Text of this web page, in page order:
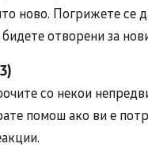
ново. Погрижете се
отворени за
со некои
помош ако ви е